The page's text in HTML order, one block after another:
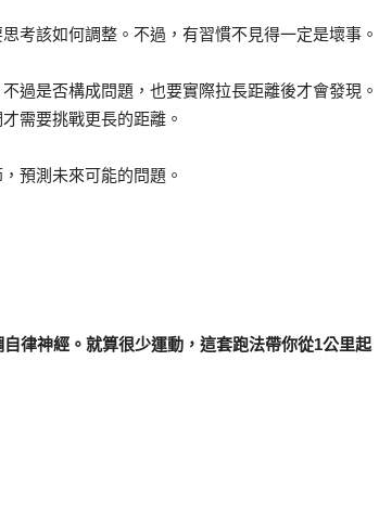
考該如何調整。不過，有習慣不見得一定是壞事。
過是否構成問題，也要實際拉長距離後才會發現。
需要挑戰更長的距離。
預測未來可能的問題。
律神經。就算很少運動，這套跑法帶你從1公里起